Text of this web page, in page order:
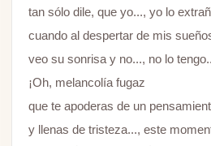
tan sólo dile, que yo..., yo lo
cuando al despertar de mis
veo su sonrisa y no..., no lo
¡Oh, melancolía fugaz
que te apoderas de un
y llenas de tristeza..., este